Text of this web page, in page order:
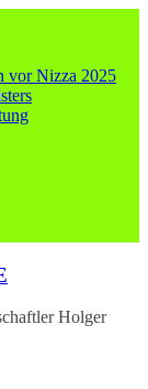
vor Nizza 2025
Holger